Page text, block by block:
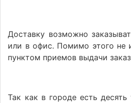
Доставку возможно
или в офис. Помимо этого не
пунктом приемов выдачи
Так как в городе есть